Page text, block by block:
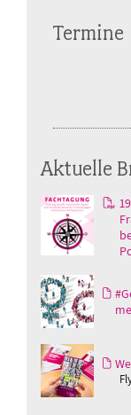
Termine
Aktuelle